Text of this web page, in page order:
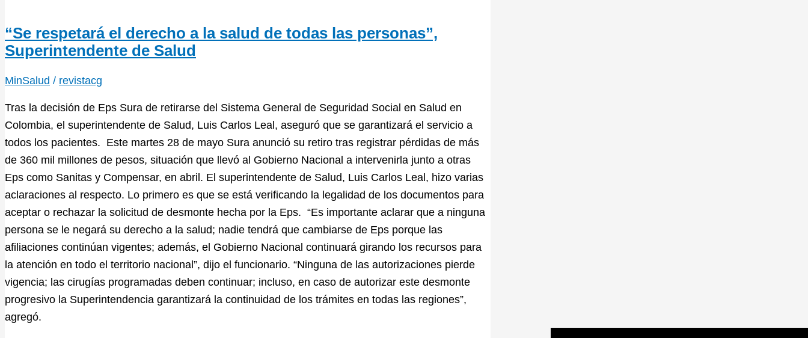
“Se respetará el derecho a la salud de todas las personas”,
Superintendente de Salud
MinSalud / revistacg
Tras la decisión de Eps Sura de retirarse del Sistema General de Seguridad Social en Salud en
Colombia, el superintendente de Salud, Luis Carlos Leal, aseguró que se garantizará el servicio a
todos los pacientes. Este martes 28 de mayo Sura anunció su retiro tras registrar pérdidas de más
de 360 mil millones de pesos, situación que llevó al Gobierno Nacional a intervenirla junto a otras
Eps como Sanitas y Compensar, en abril. El superintendente de Salud, Luis Carlos Leal, hizo varias
aclaraciones al respecto. Lo primero es que se está verificando la legalidad de los documentos para
aceptar o rechazar la solicitud de desmonte hecha por la Eps. “Es importante aclarar que a ninguna
persona se le negará su derecho a la salud; nadie tendrá que cambiarse de Eps porque las
afiliaciones continúan vigentes; además, el Gobierno Nacional continuará girando los recursos para
la atención en todo el territorio nacional”, dijo el funcionario. “Ninguna de las autorizaciones pierde
vigencia; las cirugías programadas deben continuar; incluso, en caso de autorizar este desmonte
progresivo la Superintendencia garantizará la continuidad de los trámites en todas las regiones”,
agregó.